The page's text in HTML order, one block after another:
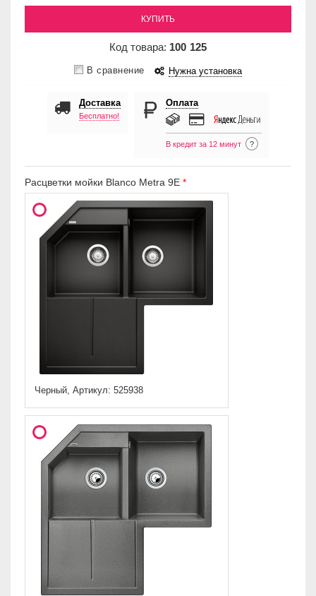
КУПИТЬ
Код товара: 100 125
В сравнение Нужна установка
Доставка
Бесплатно!
Оплата
В кредит за 12 минут ?
Расцветки мойки Blanco Metra 9E
Черный, Артикул: 525938